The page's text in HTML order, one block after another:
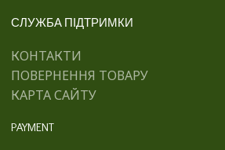
СЛУЖБА ПІДТРИМКИ
КОНТАКТИ
ПОВЕРНЕННЯ ТОВАРУ
КАРТА САЙТУ
PAYMENT